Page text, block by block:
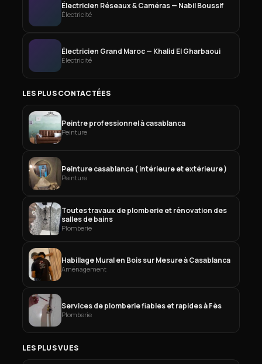
Électricien Réseaux & Caméras — Nabil Boussif
Électricité
Électricien Grand Maroc — Khalid El Gharbaoui
Électricité
LES PLUS CONTACTÉES
Peintre professionnel à casablanca
Peinture
Peinture casablanca ( intérieure et extérieure )
Peinture
Toutes travaux de plomberie et rénovation des
salles de bains
Plomberie
Habillage Mural en Bois sur Mesure à Casablanca
Aménagement
Services de plomberie fiables et rapides à Fès
Plomberie
LES PLUS VUES